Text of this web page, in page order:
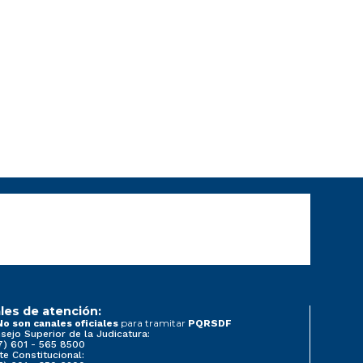
de atención:
son canales oficiales para tramitar PQRSDF
Superior de la Judicatura:
601 - 565 8500
Constitucional: